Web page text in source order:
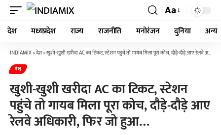
Aa
देश मध्यप्रदेश राज्य राजनीति मनोरंजन दुनिया अन्य
INDIAMIX>देश>खुशी-खुशी खरीदा AC का टिकट, स्टेशन पहुंचे तो गायब मिला पूरा कोच, दौड़े-दौड़े आए रेलवे अधिकारी, फिर जो हुआ…
देश
खुशी-खुशी खरीदा AC का टिकट, स्टेशन
पहुंचे तो गायब मिला पूरा कोच, दौड़े-दौड़े आए
रेलवे अधिकारी, फिर जो हुआ…